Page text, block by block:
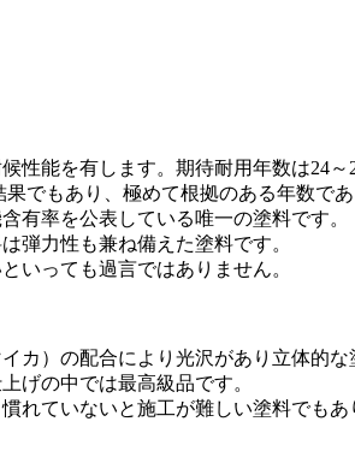
能を有します。期待耐用年数は24
でもあり、極めて根拠のある年数であ
有率を公表している唯一の塗料です。
弾力性も兼ね備えた塗料です。
いっても過言ではありません。
）の配合により光沢があり立体的な
げの中では最高級品です。
れていないと施工が難しい塗料でもあ